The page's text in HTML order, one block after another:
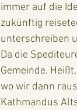
immer auf die
zukünftig
unterschreiben
Da die
Gemeinde.
wo wir dann
Kathmandus